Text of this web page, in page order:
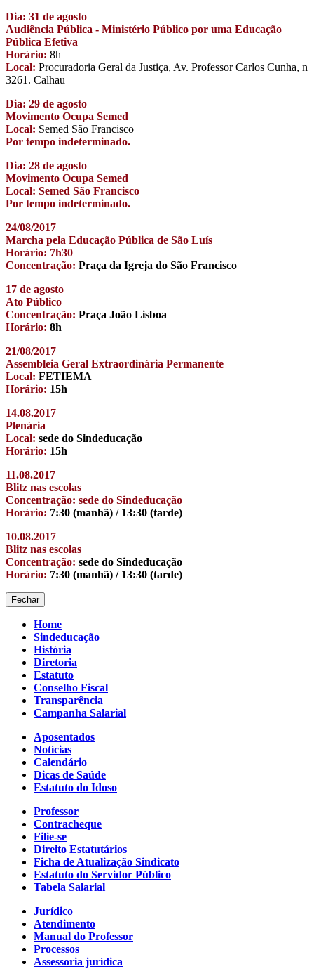
Dia: 31 de agosto
Audiência Pública - Ministério Público por uma Educação
Pública Efetiva
Horário: 8h
Local: Procuradoria Geral da Justiça, Av. Professor Carlos Cunha, n
3261. Calhau
Dia: 29 de agosto
Movimento Ocupa Semed
Local: Semed São Francisco
Por tempo indeterminado.
Dia: 28 de agosto
Movimento Ocupa Semed
Local: Semed São Francisco
Por tempo indeterminado.
24/08/2017
Marcha pela Educação Pública de São Luís
Horário: 7h30
Concentração: Praça da Igreja do São Francisco
17 de agosto
Ato Público
Concentração: Praça João Lisboa
Horário: 8h
21/08/2017
Assembleia Geral Extraordinária Permanente
Local: FETIEMA
Horário: 15h
14.08.2017
Plenária
Local: sede do Sindeducação
Horário: 15h
11.08.2017
Blitz nas escolas
Concentração: sede do Sindeducação
Horário: 7:30 (manhã) / 13:30 (tarde)
10.08.2017
Blitz nas escolas
Concentração: sede do Sindeducação
Horário: 7:30 (manhã) / 13:30 (tarde)
Fechar
Home
Sindeducação
História
Diretoria
Estatuto
Conselho Fiscal
Transparência
Campanha Salarial
Aposentados
Notícias
Calendário
Dicas de Saúde
Estatuto do Idoso
Professor
Contracheque
Filie-se
Direito Estatutários
Ficha de Atualização Sindicato
Estatuto do Servidor Público
Tabela Salarial
Jurídico
Atendimento
Manual do Professor
Processos
Assessoria jurídica